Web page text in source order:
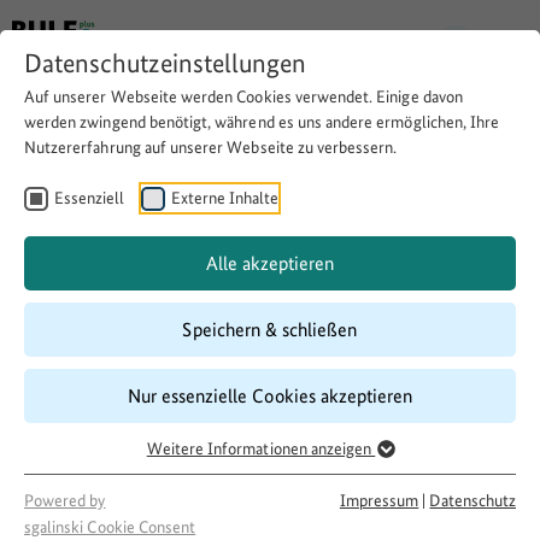
Datenschutzeinstellungen
Auf unserer Webseite werden Cookies verwendet. Einige davon
werden zwingend benötigt, während es uns andere ermöglichen, Ihre
Nutzererfahrung auf unserer Webseite zu verbessern.
Essenziell Externe Inhalte
Alle akzeptieren
Speichern & schließen
Nur essenzielle Cookies akzeptieren
Weitere Informationen anzeigen
Powered by
sgalinski Cookie Consent
Impressum | Datenschutz
Hausmülldeponie wird
entrümpelt und ein Teil davon
ein "Orientalischer Garten"
Copy link
07/2017–07/2018
Förderung
500 LandInitiativen